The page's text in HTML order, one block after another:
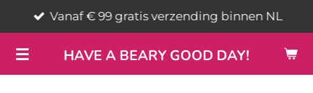
direct
naar
de
HAVE A BEARY GOOD DAY!
Vanaf € 99 gratis verzending binnen NL